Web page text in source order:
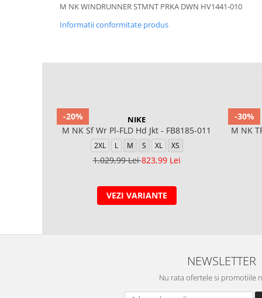
M NK WINDRUNNER STMNT PRKA DWN HV1441-010
Informatii conformitate produs
-20% NIKE
M NK Sf Wr Pl-FLD Hd Jkt - FB8185-011
2XL L M S XL XS
1.029,99 Lei823,99 Lei
VEZI VARIANTE
-30%
M NK
NEWSLETTER
Nu rata ofertele si promotiile